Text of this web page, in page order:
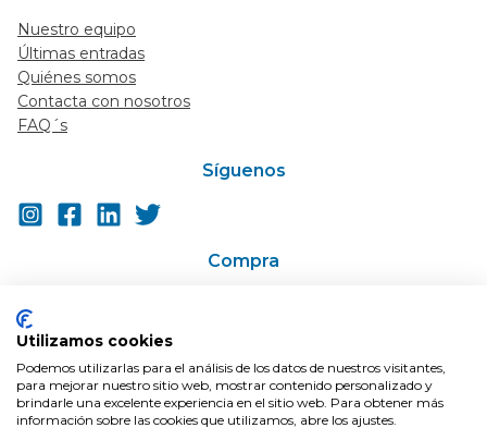
Nuestro equipo
Últimas entradas
Quiénes somos
Contacta con nosotros
FAQ´s
Síguenos
Compra
Super-descuentos / Cupones
En Oferta
Condiciones de compra
Envíos
Utilizamos cookies
Podemos utilizarlas para el análisis de los datos de nuestros visitantes,
para mejorar nuestro sitio web, mostrar contenido personalizado y
brindarle una excelente experiencia en el sitio web. Para obtener más
información sobre las cookies que utilizamos, abre los ajustes.